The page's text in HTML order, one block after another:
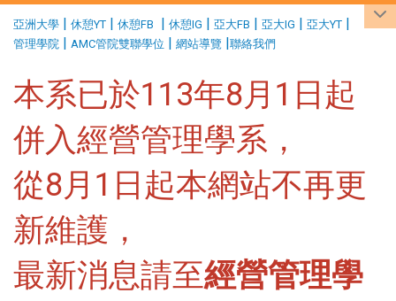
亞洲大學 | 休憩YT | 休憩FB | 休憩IG | 亞大FB | 亞大IG | 亞大YT |
管理學院 | AMC管院雙聯學位 | 網站導覽 |聯絡我們
本系已於113年8月1日起
併入經營管理學系，
從8月1日起本網站不再更
新維護，
最新消息請至經營管理學